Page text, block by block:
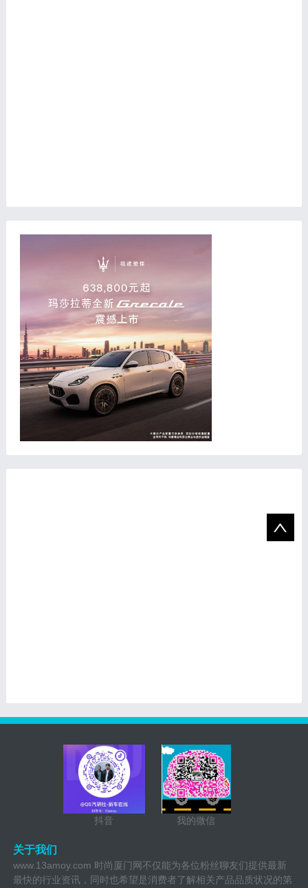
抖音 我的微信
关于我们
www.13amoy.com 时尚厦门网不仅能为各位粉丝聊友们提供最新
最快的行业资讯，同时也希望是消费者了解相关产品品质状况的第